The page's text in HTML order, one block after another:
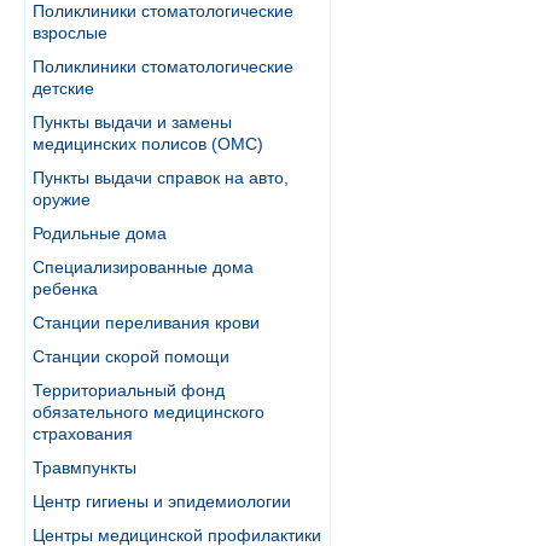
Поликлиники стоматологические
взрослые
Поликлиники стоматологические
детские
Пункты выдачи и замены
медицинских полисов (ОМС)
Пункты выдачи справок на авто,
оружие
Родильные дома
Специализированные дома
ребенка
Станции переливания крови
Станции скорой помощи
Территориальный фонд
обязательного медицинского
страхования
Травмпункты
Центр гигиены и эпидемиологии
Центры медицинской профилактики